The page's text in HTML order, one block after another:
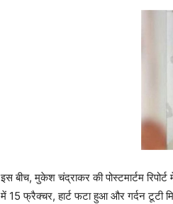
इस बीच, मुकेश चंद्राकर की पोस्टमार्टम
में 15 फ्रैक्चर, हार्ट फटा हुआ और गर्दन टूटी